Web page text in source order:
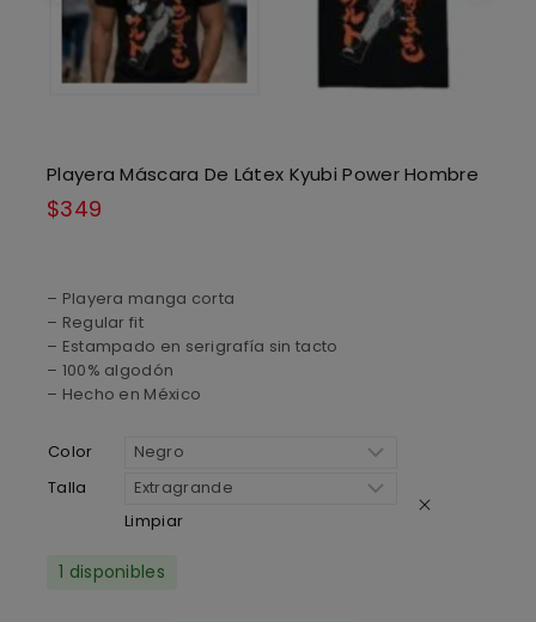
Playera Máscara De Látex Kyubi Power Hombre
$349
– Playera manga corta
– Regular fit
– Estampado en serigrafía sin tacto
– 100% algodón
– Hecho en México
Color
Talla
Limpiar
1 disponibles